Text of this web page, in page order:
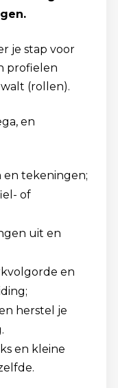
je stap voor
profielen
(rollen).
en
en tekeningen;
of
uit en
en
herstel je
en kleine